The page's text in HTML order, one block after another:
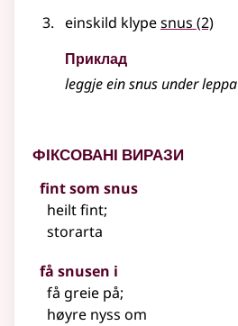
einskild klypesnus (2)
Приклад
leggje ein snus under leppa
Фіксовані вирази
fint som snus
heilt fint;
storarta
få snusen i
få greie på;
høyre nyss om